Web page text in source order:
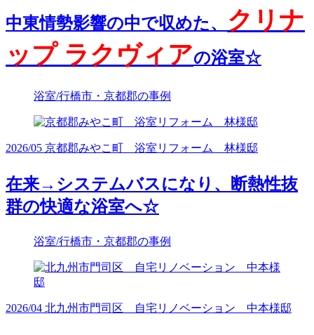
中東情勢影響の中で収めた、
クリナ
ップ ラクヴィアの浴室☆
浴室/行橋市・京都郡の事例
2026/05 京都郡みやこ町 浴室リフォーム 林様邸
在来→システムバスになり、断熱性抜
群の快適な浴室へ☆
浴室/行橋市・京都郡の事例
2026/04 北九州市門司区 自宅リノベーション 中本様邸